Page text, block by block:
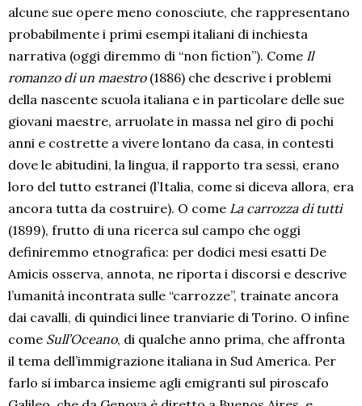
alcune sue opere meno conosciute, che rappresentano
probabilmente i primi esempi italiani di inchiesta
narrativa (oggi diremmo di “non fiction”). Come Il
romanzo di un maestro(1886) che descrive i problemi
della nascente scuola italiana e in particolare delle sue
giovani maestre, arruolate in massa nel giro di pochi
anni e costrette a vivere lontano da casa, in contesti
dove le abitudini, la lingua, il rapporto tra sessi, erano
loro del tutto estranei (l’Italia, come si diceva allora, era
ancora tutta da costruire). O come La carrozza di tutti
(1899), frutto di una ricerca sul campo che oggi
definiremmo etnografica: per dodici mesi esatti De
Amicis osserva, annota, ne riporta i discorsi e descrive
l’umanità incontrata sulle “carrozze”, trainate ancora
dai cavalli, di quindici linee tranviarie di Torino. O infine
come Sull’Oceano, di qualche anno prima, che affronta
il tema dell’immigrazione italiana in Sud America. Per
farlo si imbarca insieme agli emigranti sul piroscafo